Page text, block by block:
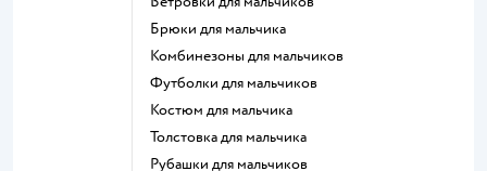
Брюки для мальчика
Комбинезоны для мальчиков
Футболки для мальчиков
Костюм для мальчика
Толстовка для мальчика
Рубашки для мальчиков